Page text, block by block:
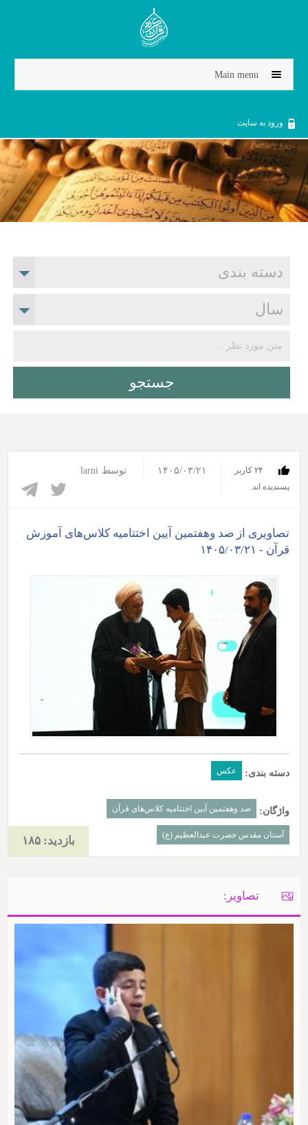
Jump to navigation
Main menu
ورود به سایت
۲۴ کاربر
پسندیده اند.‎
۱۴۰۵/۰۳/۲۱ توسط larni
تصاویری از صد وهفتمین آیین اختتامیه کلاس‌های آموزش
قرآن - ۱۴۰۵/۰۳/۲۱
دسته بندی: عکس
واژگان: صد وهفتمین آیین اختتامیه کلاس‌های قرآن
آستان مقدس حضرت عبدالعظیم (ع) بازدید: ۱۸۵
تصاویر: